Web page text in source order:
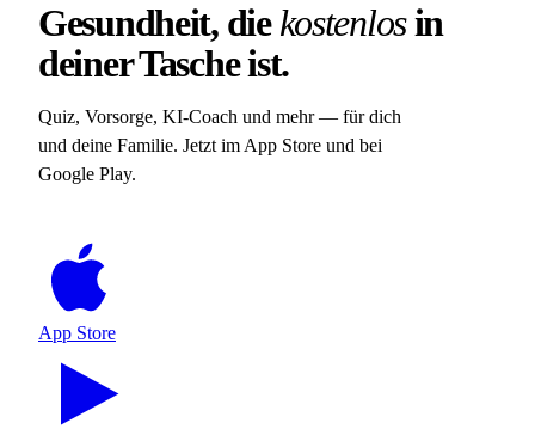
Gesundheit, diekostenlosin
deiner Tasche ist.
Quiz, Vorsorge, KI-Coach und mehr — für dich
und deine Familie. Jetzt im App Store und bei
Google Play.
App Store